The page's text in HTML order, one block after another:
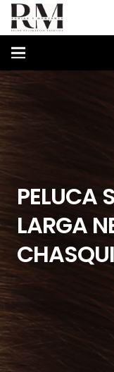
PELUCA
LARGA